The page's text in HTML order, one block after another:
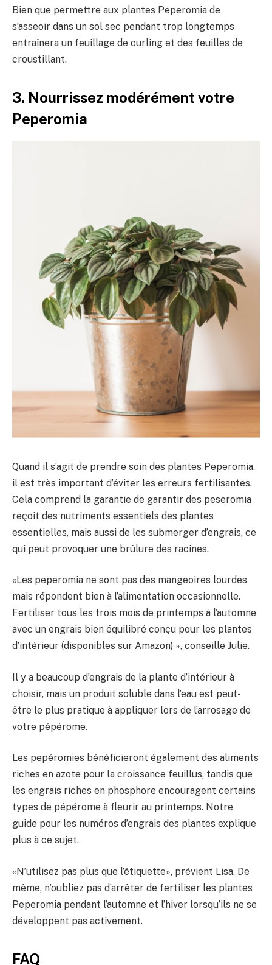
Bien que permettre aux plantes Peperomia de
s’asseoir dans un sol sec pendant trop longtemps
entraînera un feuillage de curling et des feuilles de
croustillant.
3. Nourrissez modérément votre
Peperomia
Quand il s’agit de prendre soin des plantes Peperomia,
il est très important d’éviter les erreurs fertilisantes.
Cela comprend la garantie de garantir des peseromia
reçoit des nutriments essentiels des plantes
essentielles, mais aussi de les submerger d’engrais, ce
qui peut provoquer une brûlure des racines.
«Les peperomia ne sont pas des mangeoires lourdes
mais répondent bien à l’alimentation occasionnelle.
Fertiliser tous les trois mois de printemps à l’automne
avec un engrais bien équilibré conçu pour les plantes
d’intérieur (disponibles sur Amazon) », conseille Julie.
Il y a beaucoup d’engrais de la plante d’intérieur à
choisir, mais un produit soluble dans l’eau est peut-
être le plus pratique à appliquer lors de l’arrosage de
votre pépérome.
Les pepéromies bénéficieront également des aliments
riches en azote pour la croissance feuillus, tandis que
les engrais riches en phosphore encouragent certains
types de pépérome à fleurir au printemps. Notre
guide pour les numéros d’engrais des plantes explique
plus à ce sujet.
«N’utilisez pas plus que l’étiquette», prévient Lisa. De
même, n’oubliez pas d’arrêter de fertiliser les plantes
Peperomia pendant l’automne et l’hiver lorsqu’ils ne se
développent pas activement.
FAQ